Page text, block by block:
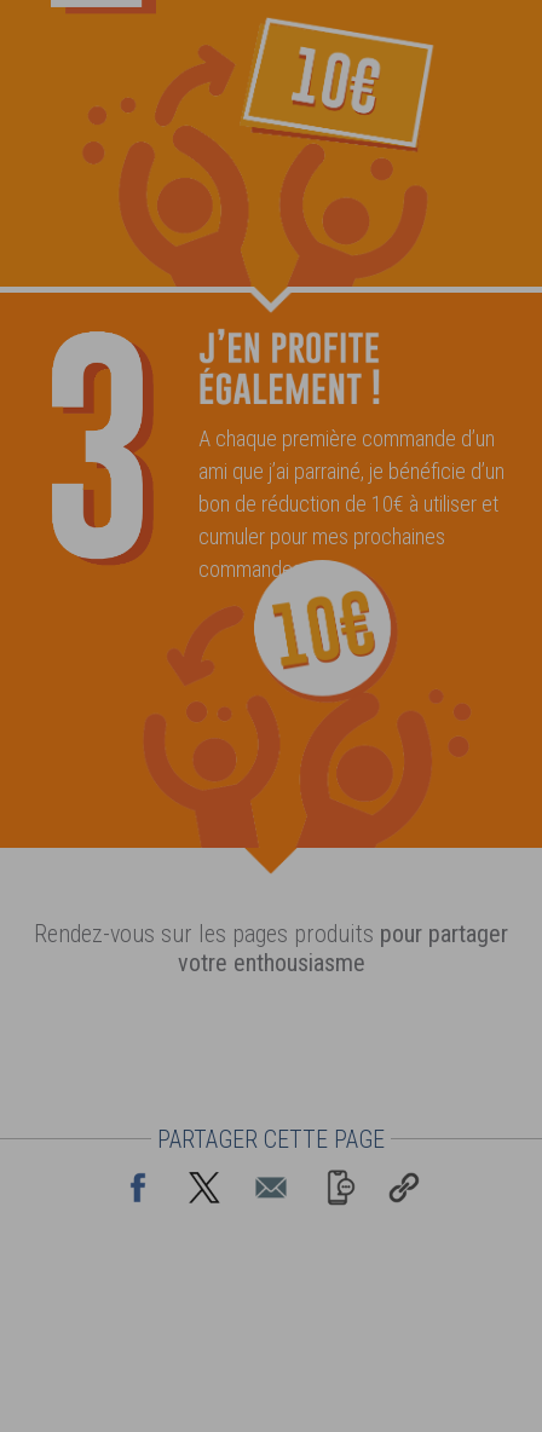
A chaque première commande d’un
ami que j’ai parrainé, je bénéficie d’un
bon de réduction de 10€ à utiliser et
cumuler pour mes prochaines
commandes !
Rendez-vous sur les pages produits pour partager
votre enthousiasme
PARTAGER CETTE PAGE